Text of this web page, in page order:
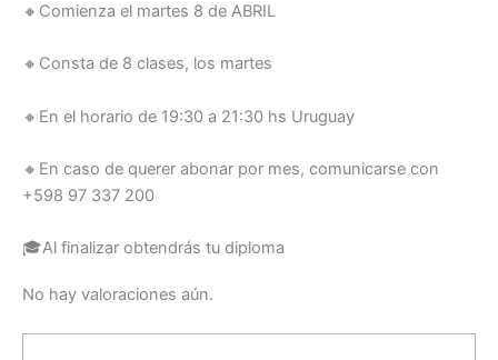
🔸 Comienza el martes 8 de ABRIL
🔸 Consta de 8 clases, los martes
🔸 En el horario de 19:30 a 21:30 hs Uruguay
🔸 En caso de querer abonar por mes, comunicarse con
+598 97 337 200
🎓Al finalizar obtendrás tu diploma
No hay valoraciones aún.